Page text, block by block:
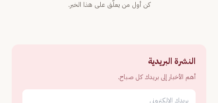
كن أول من يعلّق على هذا الخبر.
النشرة البريدية
أهم الأخبار إلى بريدك كل صباح.